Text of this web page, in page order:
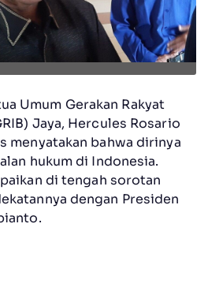
Umum Gerakan Rakyat
Jaya, Hercules Rosario
menyatakan bahwa dirinya
hukum di Indonesia.
di tengah sorotan
dengan Presiden